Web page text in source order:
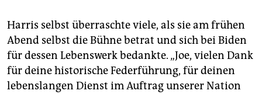
Harris selbst überraschte viele, als sie am frühen
Abend selbst die Bühne betrat und sich bei Biden
für dessen Lebenswerk bedankte. „Joe, vielen Dank
für deine historische Federführung, für deinen
lebenslangen Dienst im Auftrag unserer Nation